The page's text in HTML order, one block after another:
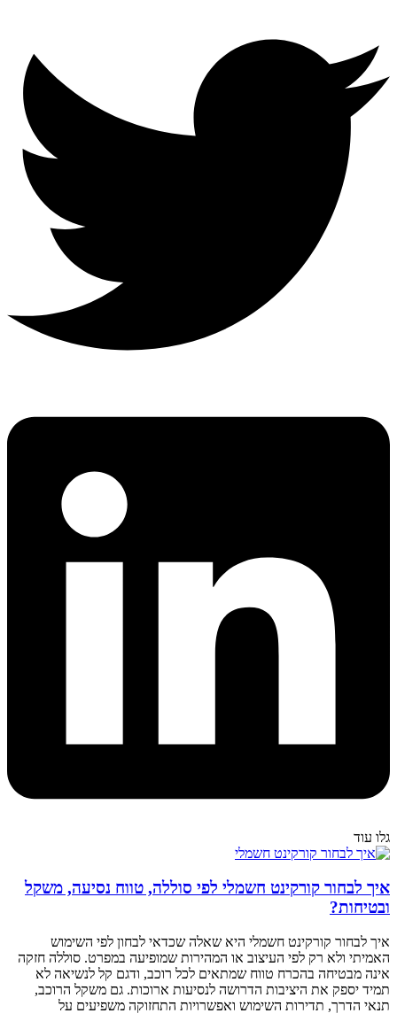
גלו עוד
איך לבחור קורקינט חשמלי לפי סוללה, טווח נסיעה, משקל
ובטיחות?
איך לבחור קורקינט חשמלי היא שאלה שכדאי לבחון לפי השימוש
האמיתי ולא רק לפי העיצוב או המהירות שמופיעה במפרט. סוללה חזקה
אינה מבטיחה בהכרח טווח שמתאים לכל רוכב, ודגם קל לנשיאה לא
תמיד יספק את היציבות הדרושה לנסיעות ארוכות. גם משקל הרוכב,
תנאי הדרך, תדירות השימוש ואפשרויות התחזוקה משפיעים על